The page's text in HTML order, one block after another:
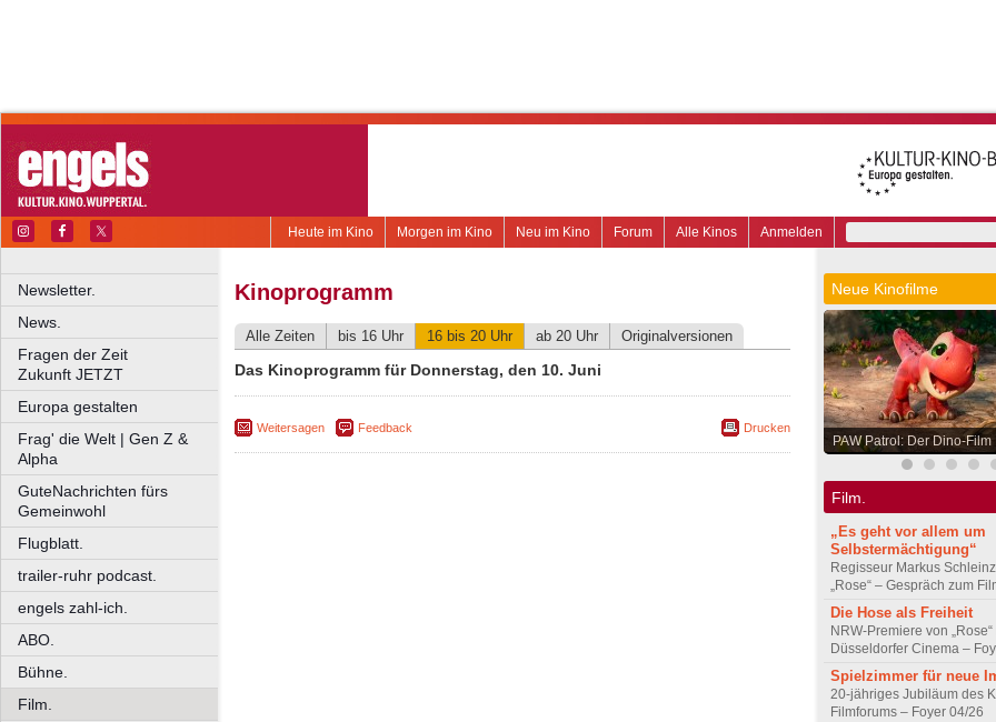
Anmelden
Alle Kinos
Forum
Neu im Kino
Morgen im Kino
Heute im Kino
Newsletter.
News.
Fragen der Zeit
Zukunft JETZT
Europa gestalten
Frag' die Welt | Gen Z &
Alpha
GuteNachrichten fürs
Gemeinwohl
Flugblatt.
trailer-ruhr podcast.
engels zahl-ich.
ABO.
Bühne.
Film.
Kinoprogramm
Alle Zeiten bis 16 Uhr 16 bis 20 Uhr ab 20 Uhr Originalversionen
Das Kinoprogramm für Donnerstag, den 10. Juni
Weitersagen Feedback Drucken
Neue Kinofilme
PAW Patrol: Der Dino-Film
Film.
„Es geht vor allem um
Selbstermächtigung“
Regisseur Markus
„Rose“ – Gespräch zum
Die Hose als Freiheit
NRW-Premiere von „Rose“
Düsseldorfer Cinema –
Spielzimmer für neue
20-jähriges Jubiläum des
Filmforums – Foyer 04/26